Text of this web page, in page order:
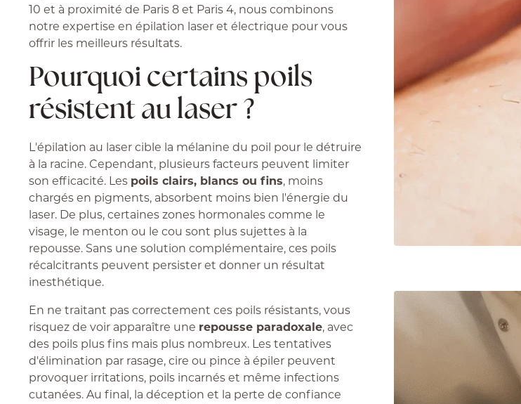
10 et à proximité de Paris 8 et Paris 4, nous combinons
notre expertise en épilation laser et électrique pour vous
offrir les meilleurs résultats.
Pourquoi certains poils
résistent au laser ?
L'épilation au laser cible la mélanine du poil pour le détruire
à la racine. Cependant, plusieurs facteurs peuvent limiter
son efficacité. Les poils clairs, blancs ou fins, moins
chargés en pigments, absorbent moins bien l'énergie du
laser. De plus, certaines zones hormonales comme le
visage, le menton ou le cou sont plus sujettes à la
repousse. Sans une solution complémentaire, ces poils
récalcitrants peuvent persister et donner un résultat
inesthétique.
En ne traitant pas correctement ces poils résistants, vous
risquez de voir apparaître une repousse paradoxale, avec
des poils plus fins mais plus nombreux. Les tentatives
d'élimination par rasage, cire ou pince à épiler peuvent
provoquer irritations, poils incarnés et même infections
cutanées. Au final, la déception et la perte de confiance